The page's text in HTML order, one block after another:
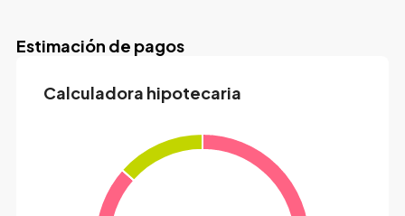
Estimación de pagos
Calculadora hipotecaria